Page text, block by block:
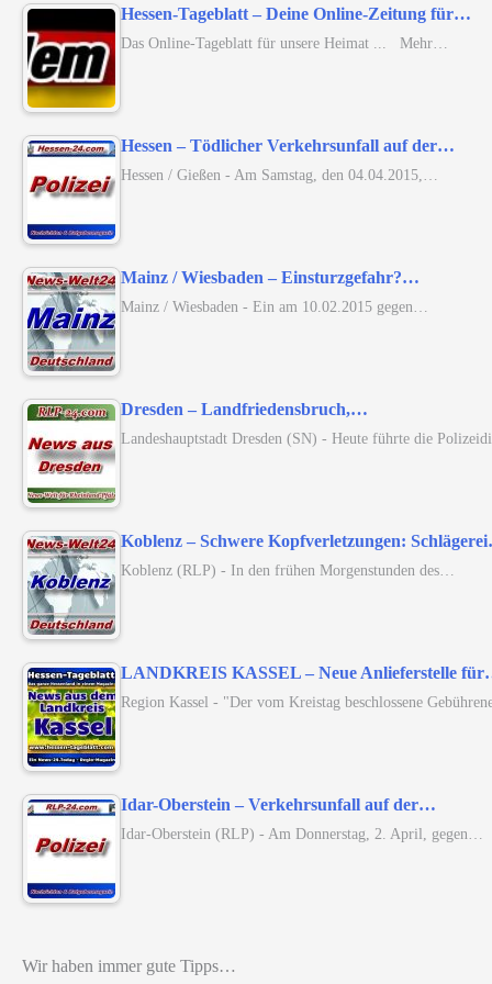
Hessen-Tageblatt – Deine Online-Zeitung für…
Das Online-Tageblatt für unsere Heimat ... Mehr…
Hessen – Tödlicher Verkehrsunfall auf der…
Hessen / Gießen - Am Samstag, den 04.04.2015,…
Mainz / Wiesbaden – Einsturzgefahr?…
Mainz / Wiesbaden - Ein am 10.02.2015 gegen…
Dresden – Landfriedensbruch,…
Landeshauptstadt Dresden (SN) - Heute führte die
Koblenz – Schwere Kopfverletzungen:
Koblenz (RLP) - In den frühen Morgenstunden des…
LANDKREIS KASSEL – Neue Anlieferstelle
Region Kassel - "Der vom Kreistag beschlossene
Idar-Oberstein – Verkehrsunfall auf der…
Idar-Oberstein (RLP) - Am Donnerstag, 2. April, gegen…
Wir haben immer gute Tipps…